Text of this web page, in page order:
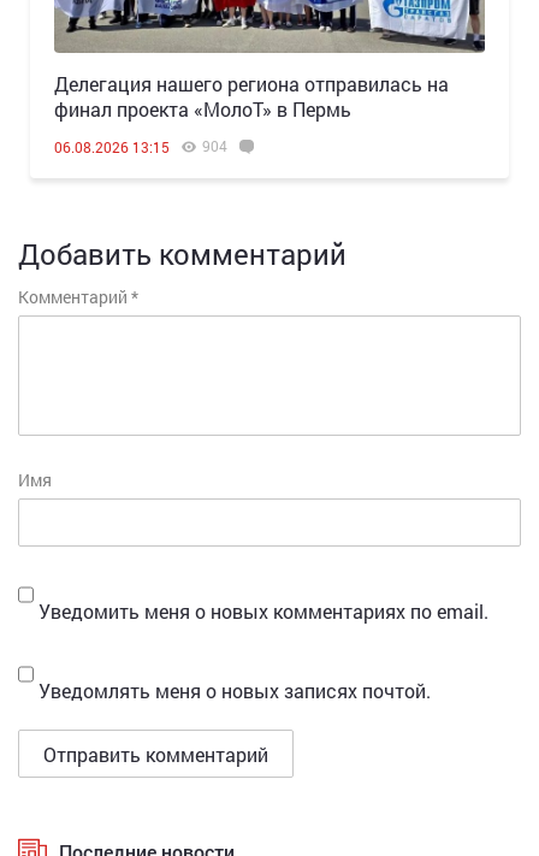
Делегация нашего региона отправилась на
финал проекта «МолоТ» в Пермь
06.08.2026 13:15 904
Добавить комментарий
Комментарий *
Имя
Уведомить меня о новых комментариях по email.
Уведомлять меня о новых записях почтой.